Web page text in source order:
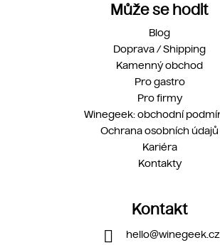
Může se hodit
Blog
Doprava / Shipping
Kamenný obchod
Pro gastro
Pro firmy
Winegeek: obchodní
Ochrana osobních údajů
Kariéra
Kontakty
Kontakt
hello@winegeek.cz